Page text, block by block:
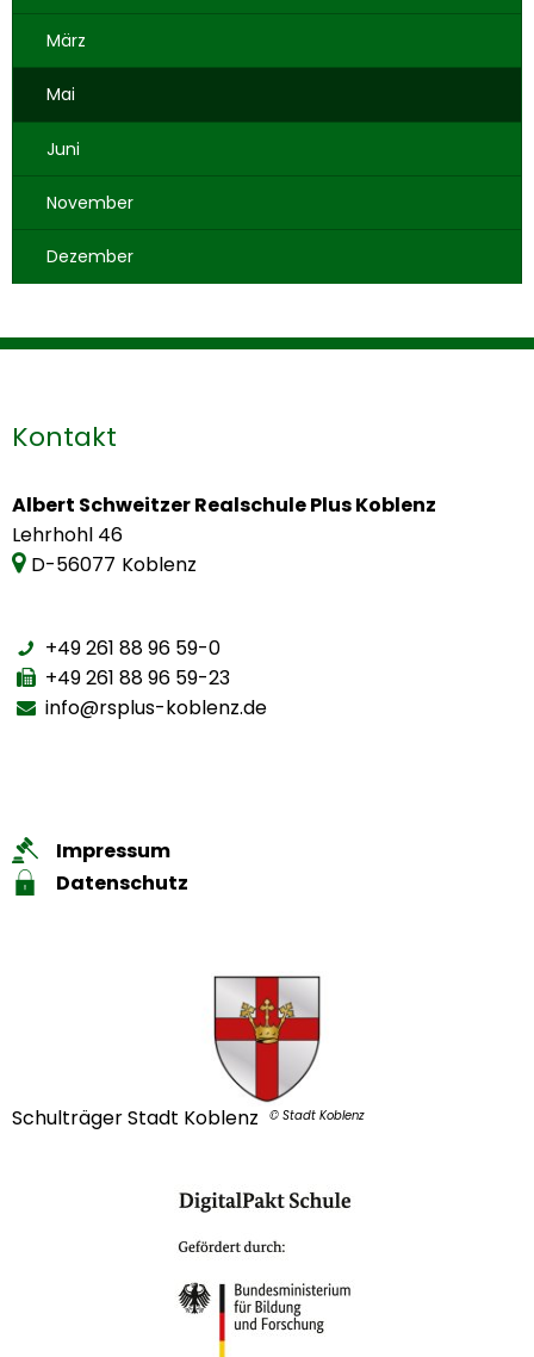
März
Mai
Juni
November
Dezember
Kontakt
Albert Schweitzer Realschule Plus Koblenz
Lehrhohl 46
D-56077 Koblenz
+49 261 88 96 59-0
+49 261 88 96 59-23
info@rsplus-koblenz.de
Impressum
Datenschutz
© Stadt Koblenz
Schulträger Stadt Koblenz